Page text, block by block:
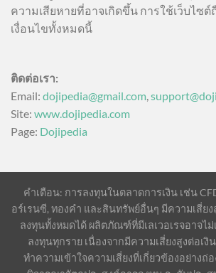
ความเสียหายที่อาจเกิดขึ้น การใช้เว็บไซ
เงื่อนไขทั้งหมดนี้
ติดต่อเรา:
Email: dojipedia@gmail.com
Site: www.dojipedia.com
Page: Dojipedia
คำเตือน: การลงทุนในตลาดการเงิน เช่น
อร์เรนซี, ทองคำ และสินทรัพย์อื่นๆ มีความเสี่ย
ลงทุนทั้งหมดได้ ผลิตภัณฑ์ที่มีเลเวอเรจอาจไ
ลงทุนทุกราย เนื่องจากมีความเสี่ยงสูงต่อเ
ทำความเข้าใจความเสี่ยงที่เกี่ยวข้องอย่าง